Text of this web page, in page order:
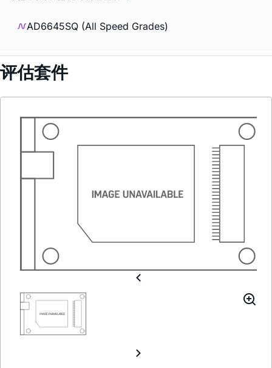
AD6645SQ (All Speed Grades)
评估套件